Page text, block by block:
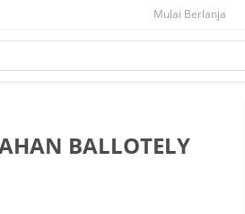
Mulai Berlanja
BALLOTELY